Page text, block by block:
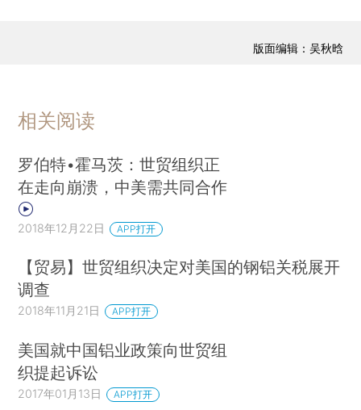
版面编辑：吴秋晗
相关阅读
罗伯特•霍马茨：世贸组织正
在走向崩溃，中美需共同合作
2018年12月22日 APP打开
【贸易】世贸组织决定对美国的钢铝关税展开
调查
2018年11月21日 APP打开
美国就中国铝业政策向世贸组
织提起诉讼
2017年01月13日 APP打开